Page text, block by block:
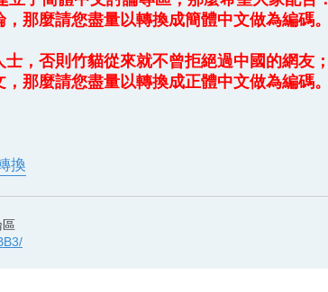
那麼請您盡量以轉換成簡體中文做為編碼。
，否則竹貓從來就不曾拒絕過中國的網友；
那麼請您盡量以轉換成正體中文做為編碼。
換